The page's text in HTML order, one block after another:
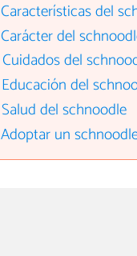
Características del
Carácter del
Cuidados del
Educación del
Salud del schnoodle
Adoptar un